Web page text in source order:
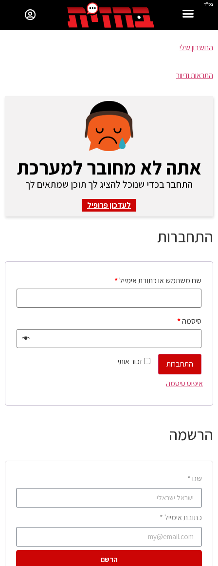
בס"ד
החשבון שלי
התראות ודיוור
אתה לא מחובר למערכת
התחבר בכדי שנוכל להציג לך תוכן שמתאים לך
לעדכון פרופיל
התחברות
שם משתמש או כתובת אימייל*
סיסמה*
זכור אותי
התחברות
איפוס סיסמה
הרשמה
שם *
כתובת אימייל *
הרשם